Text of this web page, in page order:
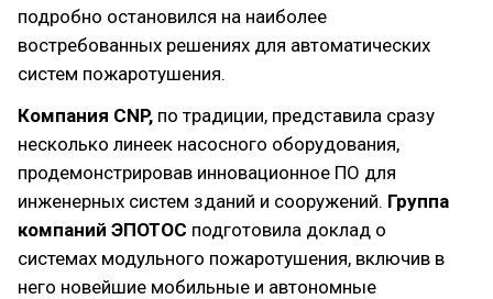
подробно остановился на наиболее
востребованных решениях для автоматических
систем пожаротушения.
Компания CNP, по традиции, представила сразу
несколько линеек насосного оборудования,
продемонстрировав инновационное ПО для
инженерных систем зданий и сооружений. Группа
компаний ЭПОТОС подготовила доклад о
системах модульного пожаротушения, включив в
него новейшие мобильные и автономные